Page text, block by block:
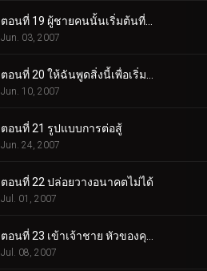
Jun. 03, 2007
Jun. 10, 2007
ตอนที่ 21 รูปแบบการต่อสู้
Jun. 24, 2007
ตอนที่ 22 ปล่อยวางอนาคตไม่ได้
Jul. 01, 2007
Jul. 08, 2007